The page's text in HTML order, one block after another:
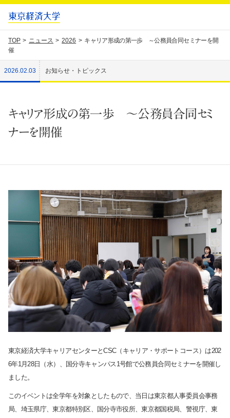
TOP ニュース 2026
キャリア形成の第一歩 ～公務員合同セミナーを開
催
2026.02.03 お知らせ・トピックス
キャリア形成の第一歩 ～公務員合同セミ
ナーを開催
東京経済大学キャリアセンターとCSC（キャリア・サポートコース）は202
6年1月28日（水）、国分寺キャンパス1号館で公務員合同セミナーを開催し
ました。
このイベントは全学年を対象としたもので、当日は東京都人事委員会事務
局、埼玉県庁、東京都特別区、国分寺市役所、東京都国税局、警視庁、東